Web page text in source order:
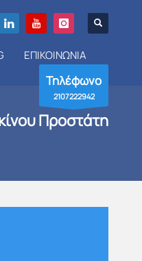
ΕΠΙΚΟΙΝΩΝΙΑ
Τηλέφωνο
2107222942
Προστάτη